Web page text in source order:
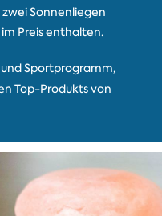
Sonnenliegen
Preis enthalten.
Sportprogramm,
Top-Produkts von